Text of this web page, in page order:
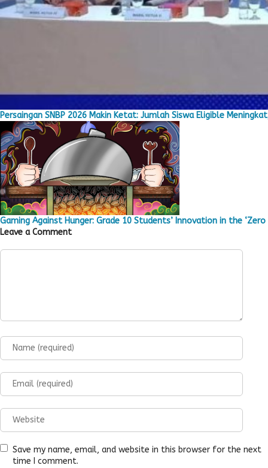
Persaingan SNBP 2026 Makin Ketat: Jumlah Siswa Eligible
Gaming Against Hunger: Grade 10 Students’ Innovation in the ‘Zero
Leave a Comment
Save my name, email, and website in this browser for the next
time I comment.